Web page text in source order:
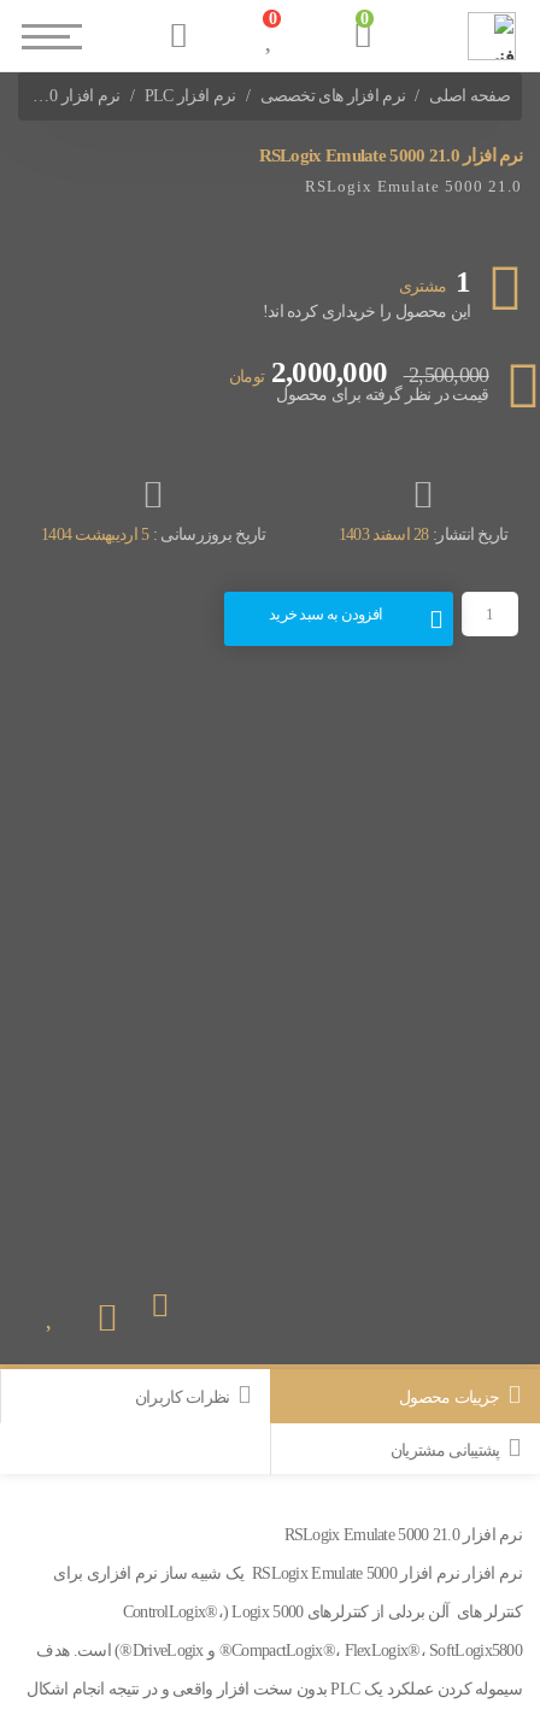
صفحه اصلی نرم افزار های تخصصی نرم افزار PLC
نرم افزار های PLC Allen Bradly
نرم افزار RSLogix Emulate 5000 21.0
نرم افزار RSLogix Emulate 5000 21.0
RSLogix Emulate 5000 21.0
1
مشتری
این محصول را خریداری کرده اند!
2,500,000
2,000,000 تومان
قیمت در نظر گرفته برای محصول
تاریخ انتشار:28 اسفند 1403 تاریخ بروزرسانی :5 اردیبهشت 1404
افزودن به سبد خرید
جزییات محصول نظرات کاربران
پشتیبانی مشتریان
نرم افزار RSLogix Emulate 5000 21.0
نرم افزار نرم افزار RSLogix Emulate 5000 یک شبیه ساز نرم افزاری برای
کنترلر های آلن بردلی از کنترلرهای Logix 5000 (ControlLogix®،
CompactLogix®، FlexLogix®، SoftLogix5800® و DriveLogix®) است. هدف
سیموله کردن عملکرد یک PLC بدون سخت افزار واقعی و در نتیجه انجام اشکال
0
0